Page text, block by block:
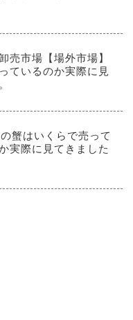
売市場【場外市場】
ているのか実際に見
蟹はいくらで売って
実際に見てきました